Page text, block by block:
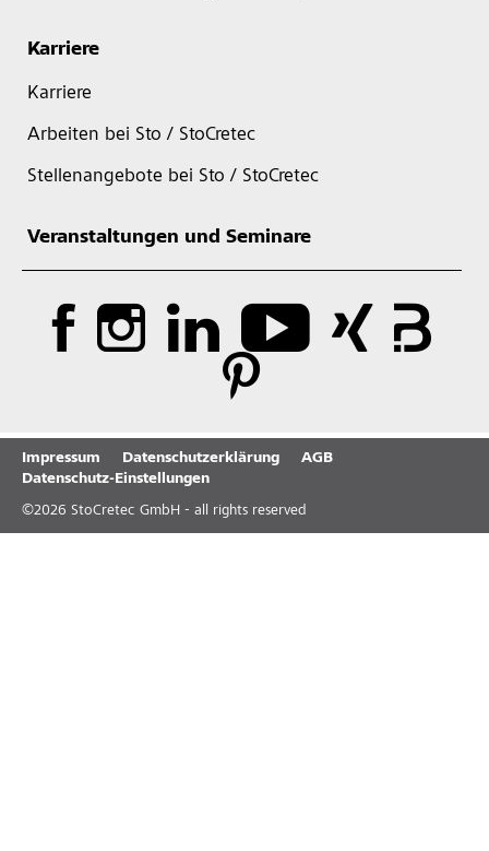
Karriere
Karriere
Arbeiten bei Sto / StoCretec
Stellenangebote bei Sto / StoCretec
Veranstaltungen und Seminare
Impressum Datenschutzerklärung
AGB
Datenschutz-Einstellungen
©2026 StoCretec GmbH - all rights reserved